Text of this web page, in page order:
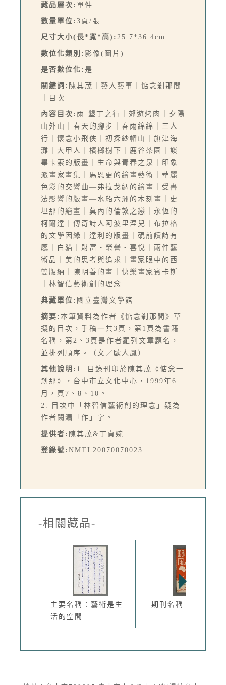
藏品層次: 單件
數量單位: 3頁/張
尺寸大小(長*寬*高): 25.7*36.4cm
數位化類別: 影像(圖片)
是否數位化: 是
關鍵詞: 陳其茂｜藝人藝事｜惦念剎那間
｜目次
內容目次: 雨·墾丁之行｜郊遊烤肉｜夕陽
山外山｜春天的腳步｜春雨綿綿｜三人
行｜懷念小飛俠｜初探紗帽山｜旗津海
灘｜大甲人｜檳榔樹下｜鹿谷茶園｜談
畢卡索的版畫｜生命與青春之泉｜印象
派畫家畫集｜馬恩更的繪畫藝術｜華麗
色彩的交響曲—弗拉戈納的繪畫｜受書
法影響的版畫—水船六洲的木刻畫｜史
坦那的繪畫｜莫內的倫敦之戀｜永恆的
柯爾達｜傳奇詩人阿波里涅兒｜布拉格
的文學因緣｜達利的版畫｜硯前讀詩有
感｜白貓｜財富・榮譽・喜悅｜兩件藝
術品｜美的思考與追求｜畫家眼中的西
雙版納｜陳明善的畫｜快樂畫家賓卡斯
｜林智信藝術創的理念
典藏單位: 國立臺灣文學館
摘要: 本筆資料為作者《惦念剎那間》草
擬的目次，手稿一共3頁，第1頁為書籍
名稱，第2、3頁是作者羅列文章題名，
並排列順序。（文／歐人鳳）
其他說明: 1. 目錄刊印於陳其茂《惦念一
剎那》，台中市立文化中心，1999年6
月，頁7、8、10。
2. 目次中「林智信藝術創的理念」疑為
作者闕漏「作」字。
提供者: 陳其茂&丁貞婉
登錄號: NMTL20070070023
-相關藏品-
主要名稱：藝術是生
活的空間
期刊名稱：野風151